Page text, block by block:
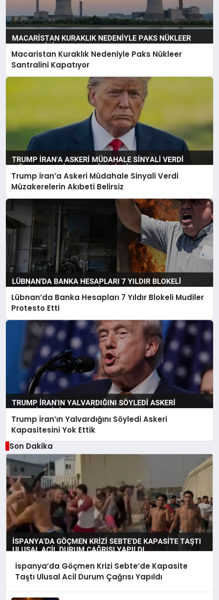
Macaristan Kuraklık Nedeniyle Paks Nükleer
Santralini Kapatıyor
Trump İran’a Askeri Müdahale Sinyali Verdi
Müzakerelerin Akıbeti Belirsiz
Lübnan’da Banka Hesapları 7 Yıldır Blokeli Mudiler
Protesto Etti
Trump İran’ın Yalvardığını Söyledi Askeri
Kapasitesini Yok Ettik
Son Dakika
İspanya’da Göçmen Krizi Sebte’de Kapasite
Taştı Ulusal Acil Durum Çağrısı Yapıldı